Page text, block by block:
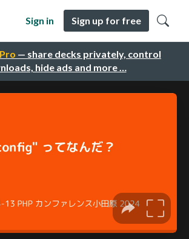
— share decks privately, control
hide ads and more …
Sign in Sign up for free